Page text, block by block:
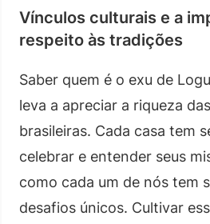
Vínculos culturais e a
respeito às tradições
Saber quem é o exu de
leva a apreciar a riqueza
brasileiras. Cada casa tem
celebrar e entender seus
como cada um de nós tem
desafios únicos. Cultivar